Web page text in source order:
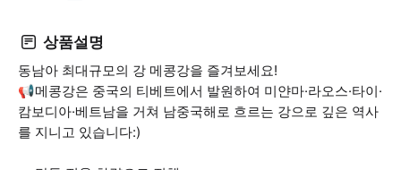
상품설명
동남아 최대규모의 강 메콩강을 즐겨보세요!
📢메콩강은 중국의 티베트에서 발원하여 미얀마·라오스·타이·
캄보디아·베트남을 거쳐 남중국해로 흐르는 강으로 깊은 역사
를 지니고 있습니다:)